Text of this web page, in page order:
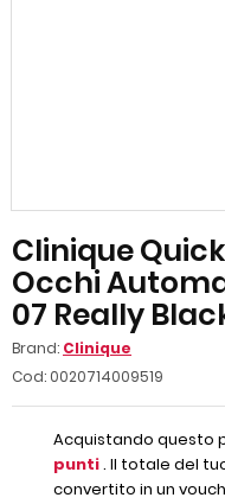
Clinique
Occhi
07 Really
Brand: Clinique
Cod: 0020714009519
Acquistando questo
punti. Il totale del
convertito in un